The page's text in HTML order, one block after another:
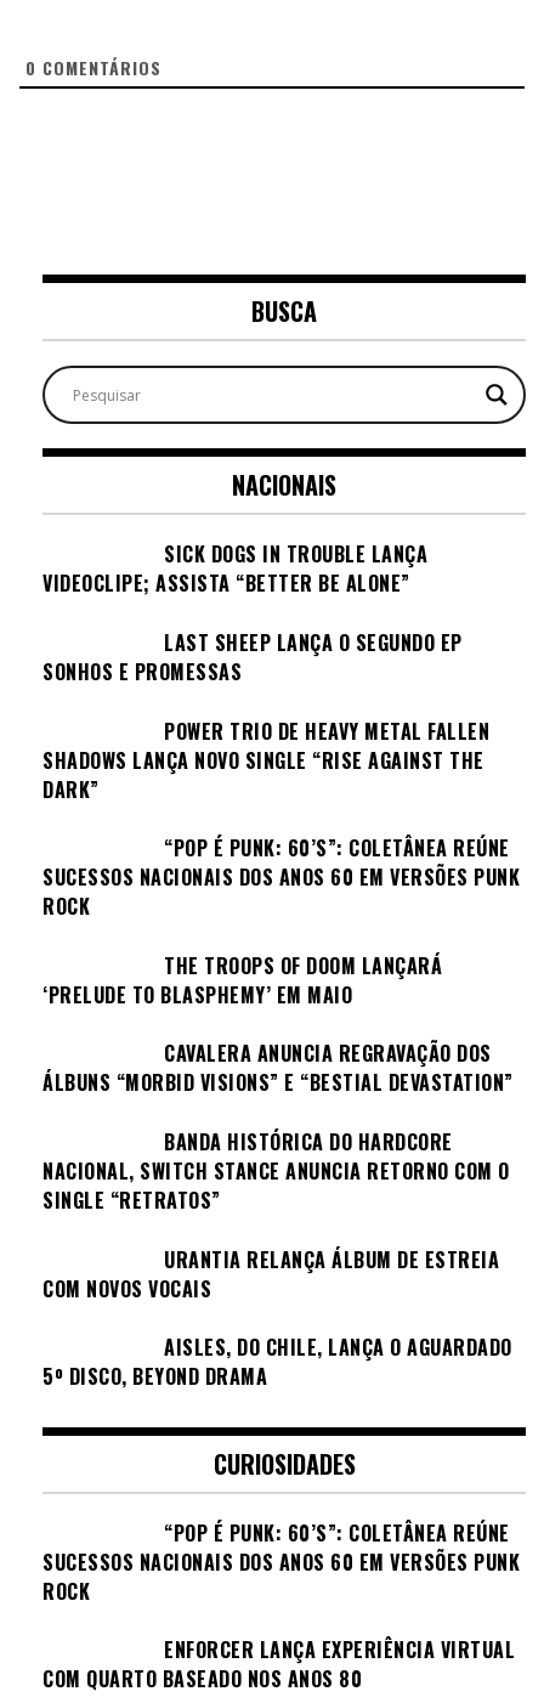
0 COMENTÁRIOS
BUSCA
NACIONAIS
SICK DOGS IN TROUBLE LANÇA
VIDEOCLIPE; ASSISTA “BETTER BE ALONE”
LAST SHEEP LANÇA O SEGUNDO EP
SONHOS E PROMESSAS
POWER TRIO DE HEAVY METAL FALLEN
SHADOWS LANÇA NOVO SINGLE “RISE AGAINST THE
DARK”
“POP É PUNK: 60’S”: COLETÂNEA REÚNE
SUCESSOS NACIONAIS DOS ANOS 60 EM VERSÕES PUNK
ROCK
THE TROOPS OF DOOM LANÇARÁ
‘PRELUDE TO BLASPHEMY’ EM MAIO
CAVALERA ANUNCIA REGRAVAÇÃO DOS
ÁLBUNS “MORBID VISIONS” E “BESTIAL DEVASTATION”
BANDA HISTÓRICA DO HARDCORE
NACIONAL, SWITCH STANCE ANUNCIA RETORNO COM O
SINGLE “RETRATOS”
URANTIA RELANÇA ÁLBUM DE ESTREIA
COM NOVOS VOCAIS
AISLES, DO CHILE, LANÇA O AGUARDADO
5º DISCO, BEYOND DRAMA
CURIOSIDADES
“POP É PUNK: 60’S”: COLETÂNEA REÚNE
SUCESSOS NACIONAIS DOS ANOS 60 EM VERSÕES PUNK
ROCK
ENFORCER LANÇA EXPERIÊNCIA VIRTUAL
COM QUARTO BASEADO NOS ANOS 80